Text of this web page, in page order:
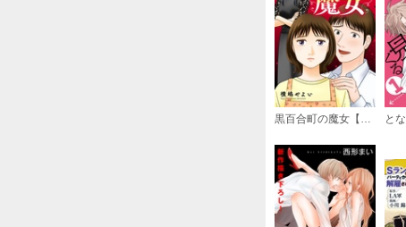
黒百合町の魔女【単行本版／描き下ろしオマケつき】